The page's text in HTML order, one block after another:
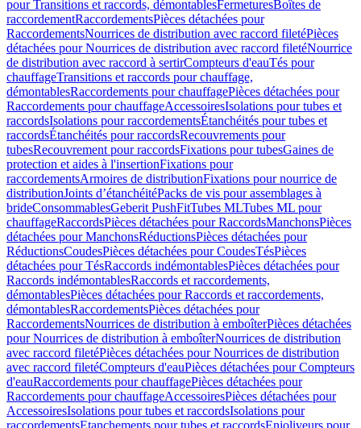
pour Transitions et raccords, démontablesFermeturesBoîtes de
raccordementRaccordementsPièces détachées pour
RaccordementsNourrices de distribution avec raccord filetéPièces
détachées pour Nourrices de distribution avec raccord filetéNourrice
de distribution avec raccord à sertirCompteurs d'eauTés pour
chauffageTransitions et raccords pour chauffage,
démontablesRaccordements pour chauffagePièces détachées pour
Raccordements pour chauffageAccessoiresIsolations pour tubes et
raccordsIsolations pour raccordementsÉtanchéités pour tubes et
raccordsÉtanchéités pour raccordsRecouvrements pour
tubesRecouvrement pour raccordsFixations pour tubesGaines de
protection et aides à l'insertionFixations pour
raccordementsArmoires de distributionFixations pour nourrice de
distributionJoints d’étanchéitéPacks de vis pour assemblages à
brideConsommablesGeberit PushFitTubes MLTubes ML pour
chauffageRaccordsPièces détachées pour RaccordsManchonsPièces
détachées pour ManchonsRéductionsPièces détachées pour
RéductionsCoudesPièces détachées pour CoudesTésPièces
détachées pour TésRaccords indémontablesPièces détachées pour
Raccords indémontablesRaccords et raccordements,
démontablesPièces détachées pour Raccords et raccordements,
démontablesRaccordementsPièces détachées pour
RaccordementsNourrices de distribution à emboîterPièces détachées
pour Nourrices de distribution à emboîterNourrices de distribution
avec raccord filetéPièces détachées pour Nourrices de distribution
avec raccord filetéCompteurs d'eauPièces détachées pour Compteurs
d'eauRaccordements pour chauffagePièces détachées pour
Raccordements pour chauffageAccessoiresPièces détachées pour
AccessoiresIsolations pour tubes et raccordsIsolations pour
raccordementsEtanchements pour tubes et raccordsEnjoliveurs pour